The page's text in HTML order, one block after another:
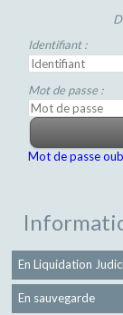
Identifiant :
Mot de passe :
Mot de passe
En Liquidation
En sauvegarde